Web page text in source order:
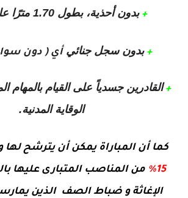
+بدون أحذية، بطول 1.70 مترًا على الأقل ؛
+بدون سجل جنائيأي ( دون
+القادرين جسدياً على القيام بالمهام
الوقاية المدنية.
كما أن المباراة يمكن أن يترشح
15%
من المناصب المتبارى عليها
الإغاثة و ضباط الصف الذين